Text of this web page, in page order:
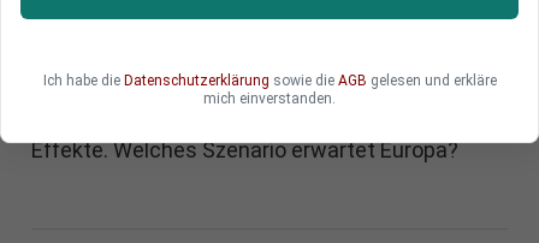
sind spürbar. Ein Überblick über die wichtigsten
Effekte. Welches Szenario erwartet Europa?
Ich habe die Datenschutzerklärung sowie die AGB gelesen und erkläre
mich einverstanden.